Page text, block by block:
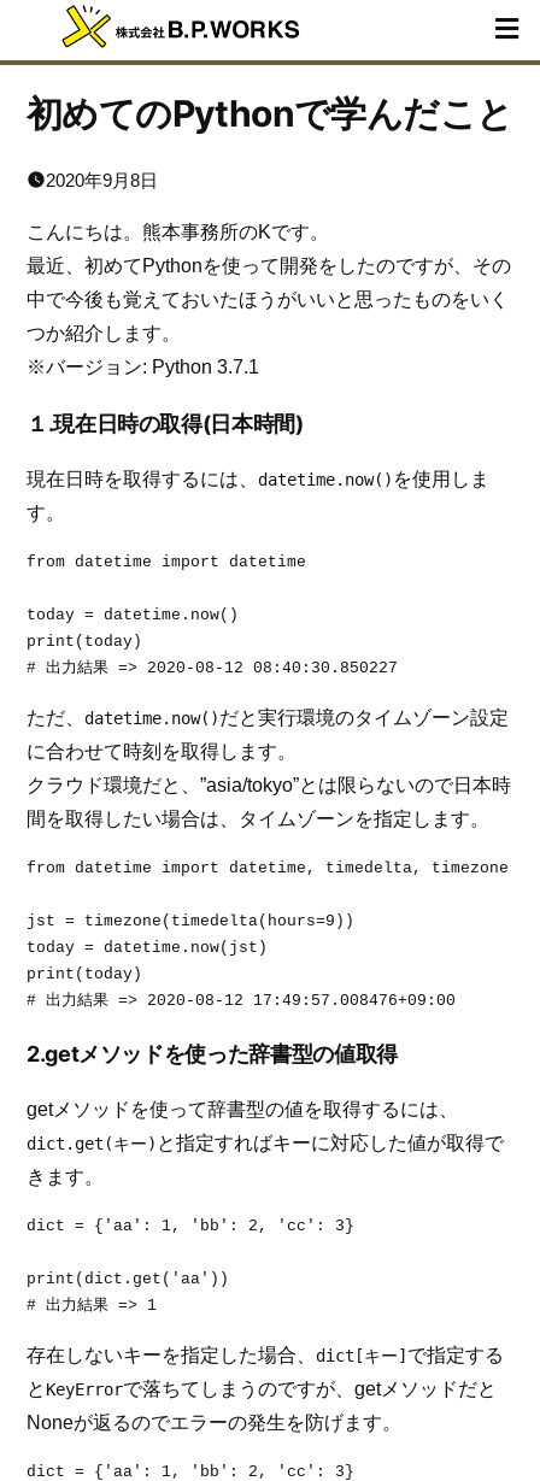
初めてのPythonで学んだこと
2020年9月8日
こんにちは。熊本事務所のKです。
最近、初めてPythonを使って開発をしたのですが、その
中で今後も覚えておいたほうがいいと思ったものをいく
つか紹介します。
※バージョン: Python 3.7.1
１.現在日時の取得(日本時間)
現在日時を取得するには、 datetime.now() を使用しま
す。
from datetime import datetime
today = datetime.now()
print(today)
# 出力結果 => 2020-08-12 08:40:30.850227
ただ、 datetime.now()だと実行環境のタイムゾーン設定
に合わせて時刻を取得します。
クラウド環境だと、”asia/tokyo”とは限らないので日本時
間を取得したい場合は、タイムゾーンを指定します。
from datetime import datetime, timedelta, timezone
jst = timezone(timedelta(hours=9))
today = datetime.now(jst)
print(today)
# 出力結果 => 2020-08-12 17:49:57.008476+09:00
2.getメソッドを使った辞書型の値取得
getメソッドを使って辞書型の値を取得するには、
dict.get(キー) と指定すればキーに対応した値が取得で
きます。
dict = {'aa': 1, 'bb': 2, 'cc': 3}
print(dict.get('aa'))
# 出力結果 => 1
存在しないキーを指定した場合、 dict[キー]で指定する
と KeyErrorで落ちてしまうのですが、getメソッドだと
Noneが返るのでエラーの発生を防げます。
dict = {'aa': 1, 'bb': 2, 'cc': 3}